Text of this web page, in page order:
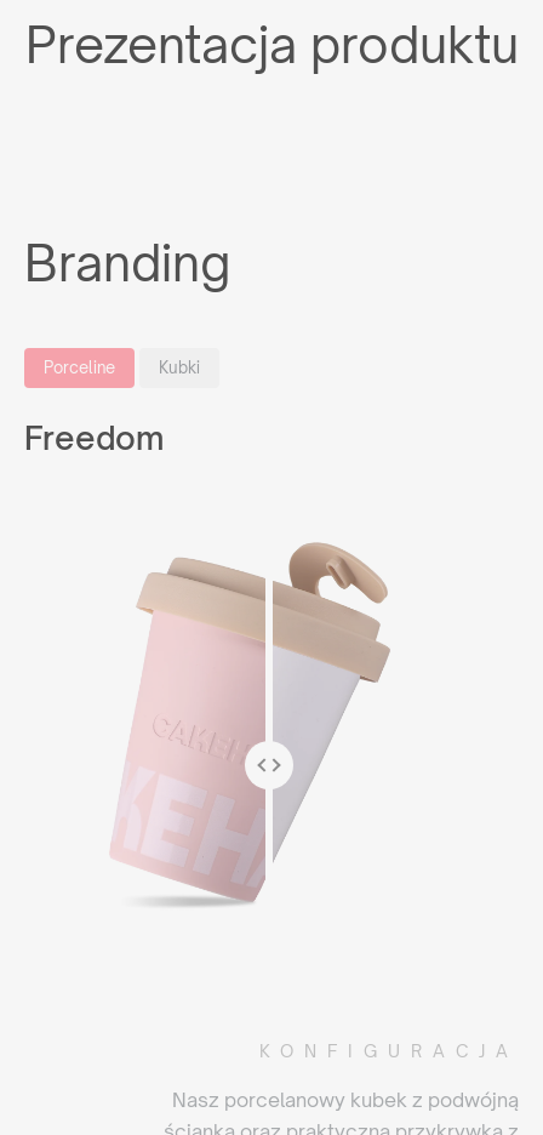
Prezentacja produktu
Branding
Porceline Kubki
Freedom
KONFIGURACJA
Nasz porcelanowy kubek z podwójną